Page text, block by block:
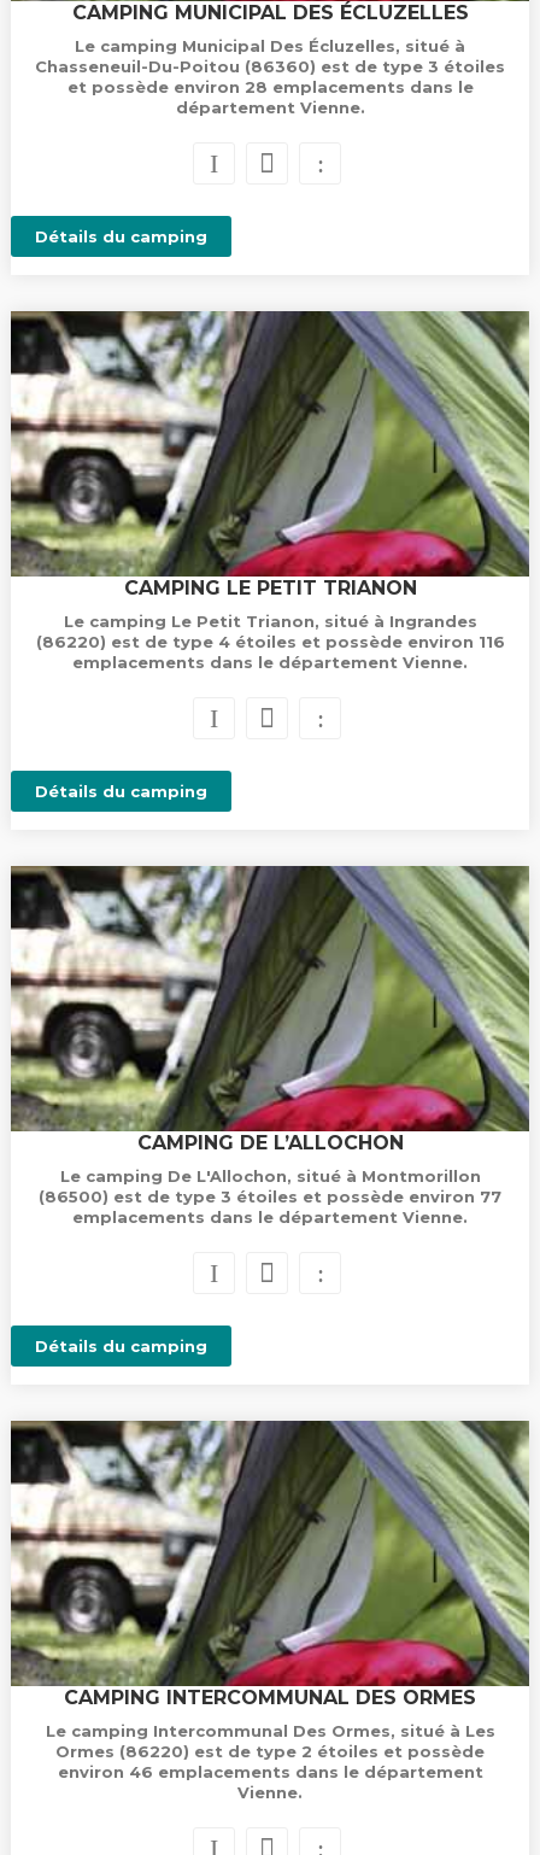
CAMPING MUNICIPAL DES ÉCLUZELLES
Le camping Municipal Des Écluzelles, situé à
Chasseneuil-Du-Poitou (86360) est de type 3 étoiles
et possède environ 28 emplacements dans le
département Vienne.
Détails du camping
CAMPING LE PETIT TRIANON
Le camping Le Petit Trianon, situé à Ingrandes
(86220) est de type 4 étoiles et possède environ 116
emplacements dans le département Vienne.
Détails du camping
CAMPING DE L’ALLOCHON
Le camping De L'Allochon, situé à Montmorillon
(86500) est de type 3 étoiles et possède environ 77
emplacements dans le département Vienne.
Détails du camping
CAMPING INTERCOMMUNAL DES ORMES
Le camping Intercommunal Des Ormes, situé à Les
Ormes (86220) est de type 2 étoiles et possède
environ 46 emplacements dans le département
Vienne.